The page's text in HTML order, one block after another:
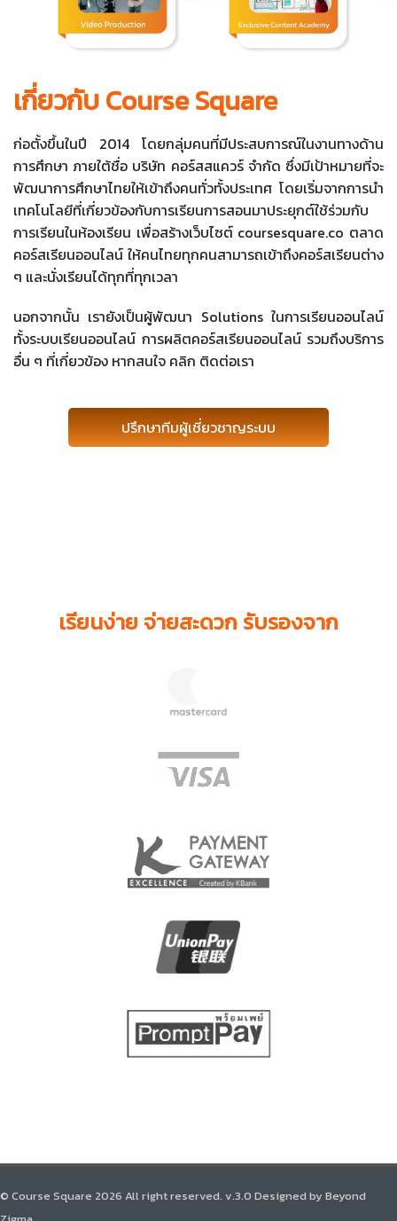
เกี่ยวกับ Course Square
ก่อตั้งขึ้นในปี 2014 โดยกลุ่มคนที่มีประสบการณ์ในงานทางด้าน
การศึกษา ภายใต้ชื่อ บริษัท คอร์สสแควร์ จำกัด ซึ่งมีเป้าหมายที่จะ
พัฒนาการศึกษาไทยให้เข้าถึงคนทั่วทั้งประเทศ โดยเริ่มจากการนำ
เทคโนโลยีที่เกี่ยวข้องกับการเรียนการสอนมาประยุกต์ใช้ร่วมกับ
การเรียนในห้องเรียน เพื่อสร้างเว็บไซต์ coursesquare.co ตลาด
คอร์สเรียนออนไลน์ ให้คนไทยทุกคนสามารถเข้าถึงคอร์สเรียนต่าง
ๆ และนั่งเรียนได้ทุกที่ทุกเวลา
นอกจากนั้น เรายังเป็นผู้พัฒนา Solutions ในการเรียนออนไลน์
ทั้งระบบเรียนออนไลน์ การผลิตคอร์สเรียนออนไลน์ รวมถึงบริการ
อื่น ๆ ที่เกี่ยวข้อง หากสนใจ คลิก ติดต่อเรา
ปรึกษาทีมผู้เชี่ยวชาญระบบ
เรียนง่าย จ่ายสะดวก รับรองจาก
© Course Square 2026 All right reserved. v.3.0 Designed by Beyond